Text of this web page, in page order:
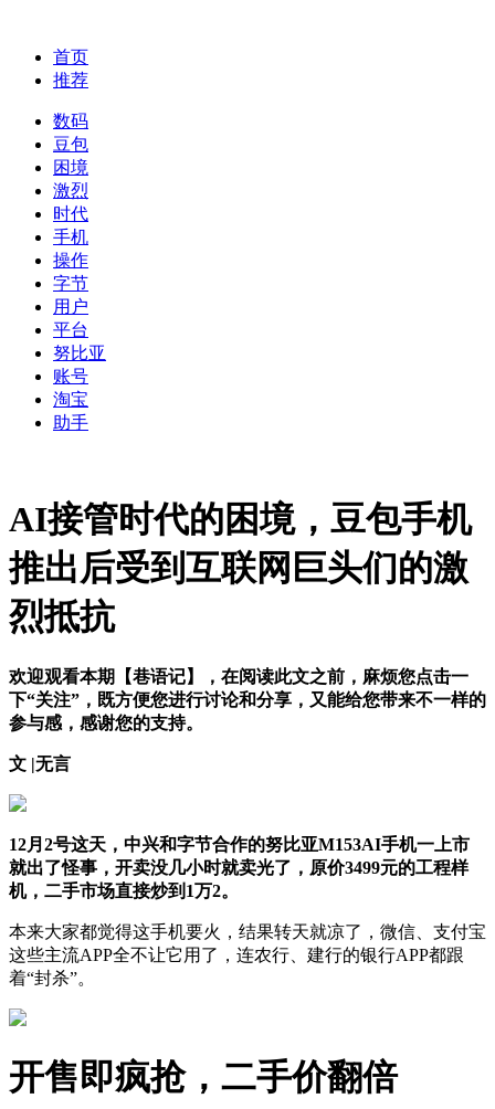
首页
推荐
数码
豆包
困境
激烈
时代
手机
操作
字节
用户
平台
努比亚
账号
淘宝
助手
AI接管时代的困境，豆包手机
推出后受到互联网巨头们的激
烈抵抗
欢迎观看本期【巷语记】，在阅读此文之前，麻烦您点击一
下“关注”，既方便您进行讨论和分享，又能给您带来不一样的
参与感，感谢您的支持。
文 |无言
12月2号这天，中兴和字节合作的努比亚M153AI手机一上市
就出了怪事，开卖没几小时就卖光了，原价3499元的工程样
机，二手市场直接炒到1万2。
本来大家都觉得这手机要火，结果转天就凉了，微信、支付宝
这些主流APP全不让它用了，连农行、建行的银行APP都跟
着“封杀”。
开售即疯抢，二手价翻倍